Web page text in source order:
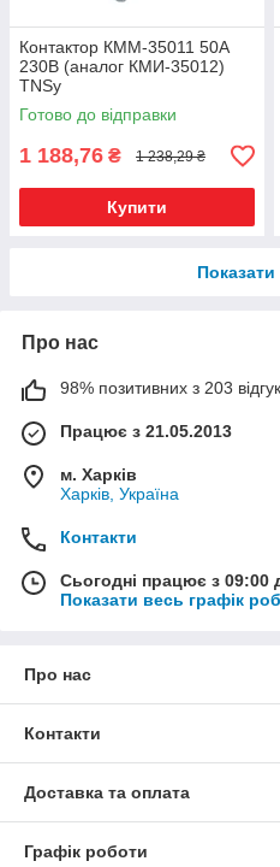
Контактор КММ-35011 50А
230В (аналог КМИ-35012)
TNSy
Готово до відправки
1 188,76 ₴ 1 238,29 ₴
Купити
Про нас
98% позитивних з 203
Працює з 21.05.2013
м. Харків
Харків, Україна
Контакти
Сьогодні працює з 09:00
Показати весь графік
Про нас
Контакти
Доставка та оплата
Графік роботи